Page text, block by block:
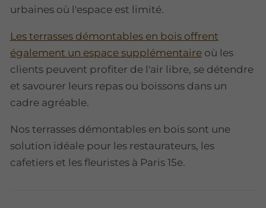
urbaines où l'espace est limité.
Les terrasses démontables en bois offrent
également un espace supplémentaire où les
clients peuvent profiter de l'air libre, se détendre
et savourer leurs repas ou boissons dans un
cadre agréable.
Nos terrasses démontables en bois sont une
solution idéale pour les restaurateurs, les
cafetiers et les fleuristes à Paris 15e.